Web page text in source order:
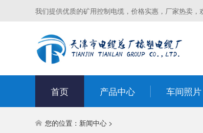
我们提供优质的矿用控制电缆，价格实惠，厂家热卖，
首页 产品中心 车间照片
您的位置： 新闻中心 >